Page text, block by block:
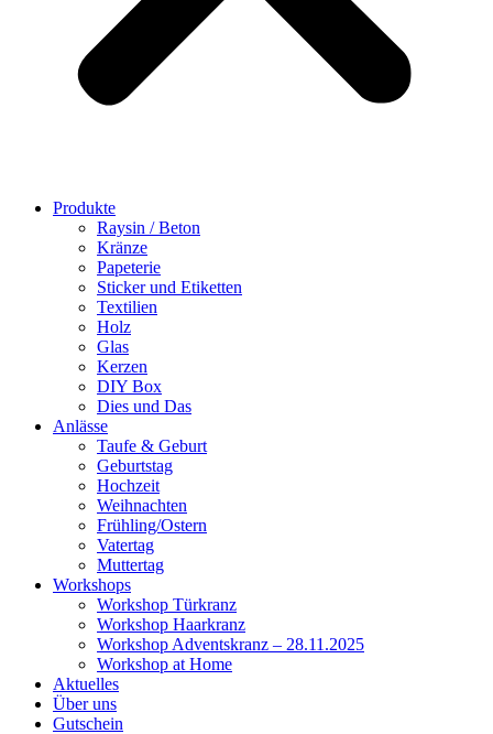
Produkte
Raysin / Beton
Kränze
Papeterie
Sticker und Etiketten
Textilien
Holz
Glas
Kerzen
DIY Box
Dies und Das
Anlässe
Taufe & Geburt
Geburtstag
Hochzeit
Weihnachten
Frühling/Ostern
Vatertag
Muttertag
Workshops
Workshop Türkranz
Workshop Haarkranz
Workshop Adventskranz – 28.11.2025
Workshop at Home
Aktuelles
Über uns
Gutschein